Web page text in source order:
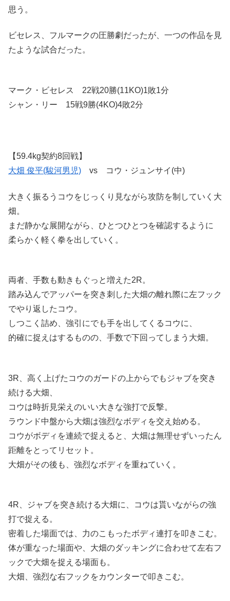
思う。
ビセレス、フルマークの圧勝劇だったが、一つの作品を見
たような試合だった。
マーク・ビセレス 22戦20勝(11KO)1敗1分
シャン・リー 15戦9勝(4KO)4敗2分
【59.4kg契約8回戦】
大畑 俊平(駿河男児) vs コウ・ジュンサイ(中)
大きく振るうコウをじっくり見ながら攻防を制していく大
畑。
まだ静かな展開ながら、ひとつひとつを確認するように
柔らかく軽く拳を出していく。
両者、手数も動きもぐっと増えた2R。
踏み込んでアッパーを突き刺した大畑の離れ際に左フック
でやり返したコウ。
しつこく詰め、強引にでも手を出してくるコウに、
的確に捉えはするものの、手数で下回ってしまう大畑。
3R、高く上げたコウのガードの上からでもジャブを突き
続ける大畑、
コウは時折見栄えのいい大きな強打で反撃。
ラウンド中盤から大畑は強烈なボディを交え始める。
コウがボディを連続で捉えると、大畑は無理せずいったん
距離をとってリセット。
大畑がその後も、強烈なボディを重ねていく。
4R、ジャブを突き続ける大畑に、コウは貰いながらの強
打で捉える。
密着した場面では、力のこもったボディ連打を叩きこむ。
体が重なった場面や、大畑のダッキングに合わせて左右フ
ックで大畑を捉える場面も。
大畑、強烈な右フックをカウンターで叩きこむ。